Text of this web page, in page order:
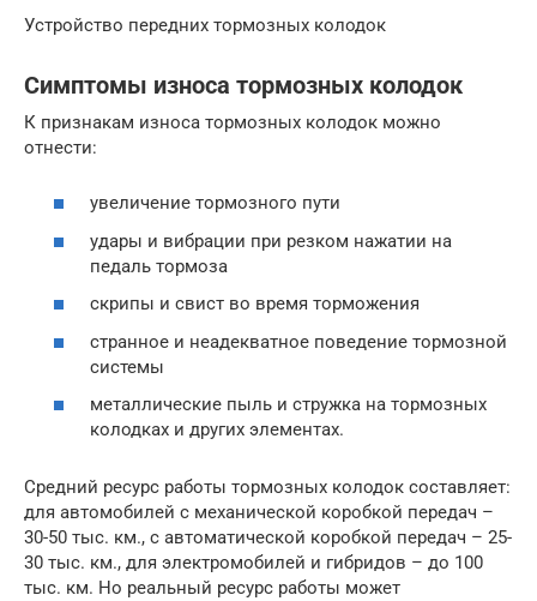
Устройство передних тормозных колодок
Симптомы износа тормозных колодок
К признакам износа тормозных колодок можно
отнести:
увеличение тормозного пути
удары и вибрации при резком нажатии на
педаль тормоза
скрипы и свист во время торможения
странное и неадекватное поведение тормозной
системы
металлические пыль и стружка на тормозных
колодках и других элементах.
Средний ресурс работы тормозных колодок составляет:
для автомобилей с механической коробкой передач –
30-50 тыс. км., с автоматической коробкой передач – 25-
30 тыс. км., для электромобилей и гибридов – до 100
тыс. км. Но реальный ресурс работы может